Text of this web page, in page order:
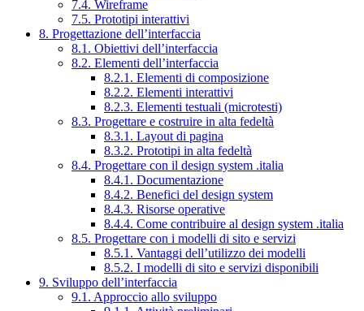
7.4. Wireframe
7.5. Prototipi interattivi
8. Progettazione dell’interfaccia
8.1. Obiettivi dell’interfaccia
8.2. Elementi dell’interfaccia
8.2.1. Elementi di composizione
8.2.2. Elementi interattivi
8.2.3. Elementi testuali (microtesti)
8.3. Progettare e costruire in alta fedeltà
8.3.1. Layout di pagina
8.3.2. Prototipi in alta fedeltà
8.4. Progettare con il design system .italia
8.4.1. Documentazione
8.4.2. Benefici del design system
8.4.3. Risorse operative
8.4.4. Come contribuire al design system .italia
8.5. Progettare con i modelli di sito e servizi
8.5.1. Vantaggi dell’utilizzo dei modelli
8.5.2. I modelli di sito e servizi disponibili
9. Sviluppo dell’interfaccia
9.1. Approccio allo sviluppo